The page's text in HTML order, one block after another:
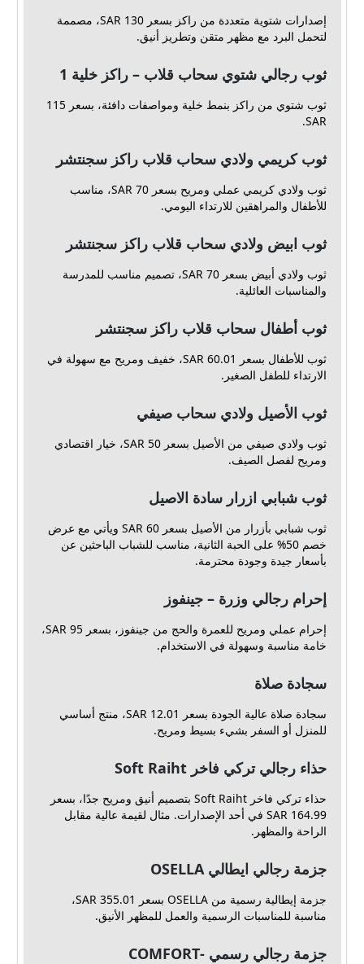
إصدارات شتوية متعددة من راكز بسعر 130 SAR، مصممة
لتحمل البرد مع مظهر متقن وتطريز أنيق.
ثوب رجالي شتوي سحاب قلاب – راكز خلية 1
ثوب شتوي من راكز بنمط خلية ومواصفات دافئة، بسعر 115
SAR.
ثوب كريمي ولادي سحاب قلاب راكز سجنتشر
ثوب ولادي كريمي عملي ومريح بسعر 70 SAR، مناسب
للأطفال والمراهقين للارتداء اليومي.
ثوب ابيض ولادي سحاب قلاب راكز سجنتشر
ثوب ولادي أبيض بسعر 70 SAR، تصميم مناسب للمدرسة
والمناسبات العائلية.
ثوب أطفال سحاب قلاب راكز سجنتشر
ثوب للأطفال بسعر 60.01 SAR، خفيف ومريح مع سهولة في
الارتداء للطفل الصغير.
ثوب الأصيل ولادي سحاب صيفي
ثوب ولادي صيفي من الأصيل بسعر 50 SAR، خيار اقتصادي
ومريح لفصل الصيف.
ثوب شبابي ازرار سادة الاصيل
ثوب شبابي بأزرار من الأصيل بسعر 60 SAR ويأتي مع عرض
خصم 50% على الحبة الثانية، مناسب للشباب الباحثين عن
بأسعار جيدة وجودة محترمة.
إحرام رجالي وزرة – جينفوز
إحرام عملي ومريح للعمرة والحج من جينفوز، بسعر 95 SAR،
خامة مناسبة وسهولة في الاستخدام.
سجادة صلاة
سجادة صلاة عالية الجودة بسعر 12.01 SAR، منتج أساسي
للمنزل أو السفر بشيء بسيط ومريح.
حذاء رجالي تركي فاخر Soft Raiht
حذاء تركي فاخر Soft Raiht بتصميم أنيق ومريح جدًا، بسعر
164.99 SAR في أحد الإصدارات. مثال لقيمة عالية مقابل
الراحة والمظهر.
جزمة رجالي ايطالي OSELLA
جزمة إيطالية رسمية من OSELLA بسعر 355.01 SAR،
مناسبة للمناسبات الرسمية والعمل للمظهر الأنيق.
جزمة رجالي رسمي -COMFORT